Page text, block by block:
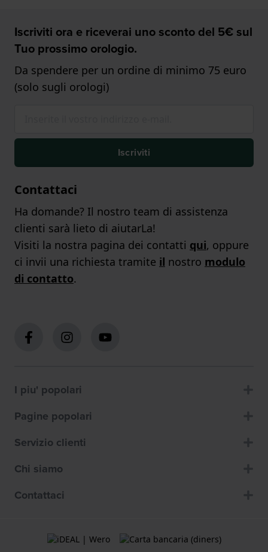
Iscriviti ora e riceverai uno sconto del 5€ sul
Tuo prossimo orologio.
Da spendere per un ordine di minimo 75 euro
(solo sugli orologi)
Iscriviti
Contattaci
Ha domande? Il nostro team di assistenza
clienti sarà lieto di aiutarLa!
Visiti la nostra pagina dei contatti qui, oppure
ci invii una richiesta tramite il nostro modulo
di contatto.
I piu' popolari
Pagine popolari
Servizio clienti
Chi siamo
Contattaci